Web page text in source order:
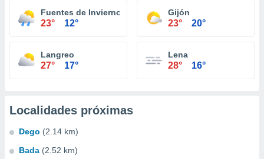
Fuentes de Invierno
23° 12°
Gijón
23° 20°
Langreo
27° 17°
Lena
28° 16°
Localidades próximas
Dego (2.14 km)
Bada (2.52 km)